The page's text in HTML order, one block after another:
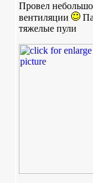
Провел
вентиляции
тяжелые пули